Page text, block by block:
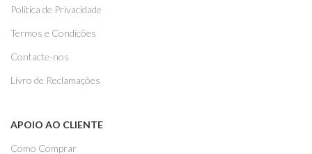
Politica de Privacidade
Termos e Condições
Contacte-nos
Livro de Reclamações
APOIO AO CLIENTE
Como Comprar